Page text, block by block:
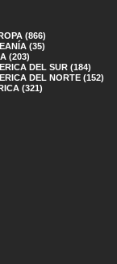
(866)
(35)
(203)
DEL SUR (184)
DEL NORTE (152)
(321)